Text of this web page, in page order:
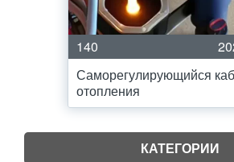
140
Саморегулирующийся
отопления
КАТЕГОРИИ